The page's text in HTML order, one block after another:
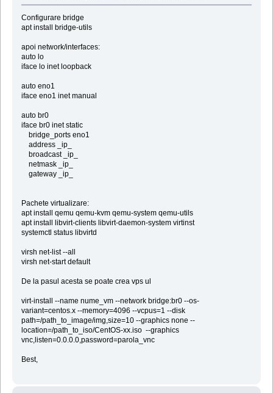
Configurare bridge
apt install bridge-utils
apoi network/interfaces:
auto lo
iface lo inet loopback
auto eno1
iface eno1 inet manual
auto br0
iface br0 inet static
bridge_ports eno1
address _ip_
broadcast _ip_
netmask _ip_
gateway _ip_
Pachete virtualizare:
apt install qemu qemu-kvm qemu-system qemu-utils
apt install libvirt-clients libvirt-daemon-system virtinst
systemctl status libvirtd
virsh net-list --all
virsh net-start default
De la pasul acesta se poate crea vps ul
virt-install --name nume_vm --network bridge:br0 --os-
variant=centos.x --memory=4096 --vcpus=1 --disk
path=/path_to_image/img,size=10 --graphics none --
location=/path_to_iso/CentOS-xx.iso --graphics
vnc,listen=0.0.0.0,password=parola_vnc
Best,